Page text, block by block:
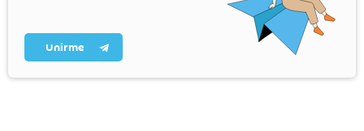
Unirme